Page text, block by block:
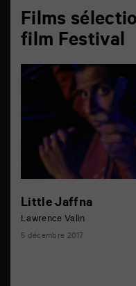
Films
film Festival
Little Jaffna
Lawrence Valin
5 décembre 2017